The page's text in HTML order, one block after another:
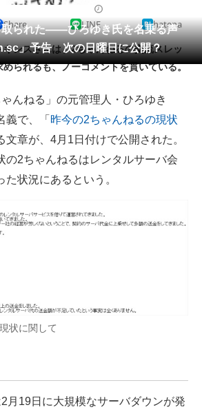
トレンド
スの未来
選べる
ント
説
ュニティ
サイト
取られた――ひろゆき氏を名乗る声
」予告 次の日曜日に公開？
Share LINE hatena
ンスさんは、2ちゃんねるの交流スレッ
られるも、ノーコメントを貫いている。
んねる」の元管理人・ひろゆき
義で、「 昨今の2ちゃんねるの現状
文章が、4月1日付けで公開された。
の2ちゃんねるはレンタルサーバ会
状況にあるという。
状に関して
19日に大規模なサーバダウンが発